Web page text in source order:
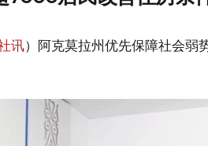
讯）阿克莫拉州优先保障社会弱